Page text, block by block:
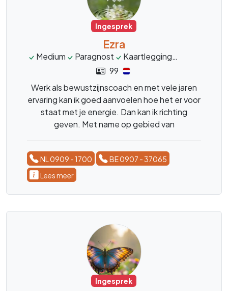
Ingesprek
Ezra
Medium Paragnost Kaartlegging
99
Werk als bewustzijnscoach en met vele jaren
ervaring kan ik goed aanvoelen hoe het er voor
staat met je energie. Dan kan ik richting
geven. Met name op gebied van
NL 0909 - 1700
BE 0907 - 37065
Lees meer
Ingesprek